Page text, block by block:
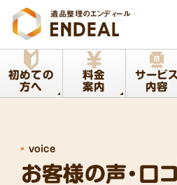
遺品整理のエンディール
初めての
方へ
料金
案内
サービス
内容
お客様の声・口
voice